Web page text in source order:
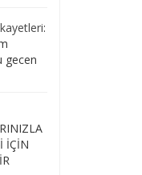
:
gecen
İÇİN